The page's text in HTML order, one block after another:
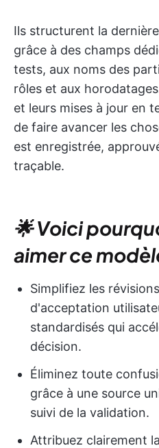
Ils structurent la
grâce à des champs
tests, aux noms des
rôles et aux
et leurs mises à jour en
de faire avancer les
est enregistrée,
traçable.
🌟 Voici
aimer ce
Simplifiez les
d'acceptation
standardisés qui
décision.
Éliminez toute
grâce à une source
suivi de la validation.
Attribuez clairement